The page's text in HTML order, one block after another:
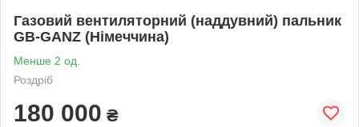
Газовий вентиляторний (наддувний) пальник
GB-GANZ (Німеччина)
Менше 2 од.
Роздріб
180 000 ₴